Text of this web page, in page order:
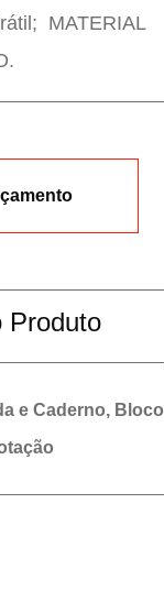
MATERIAL
Produto
e Caderno, Bloco